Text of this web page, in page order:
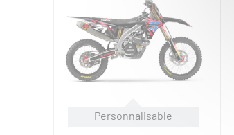
Personnalisable